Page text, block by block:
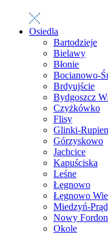
Osiedla
Bartodzieje
Bielawy
Błonie
Bocianowo-
Brdyujście
Bydgoszcz
Czyżkówko
Flisy
Glinki-
Górzyskowo
Jachcice
Kapuściska
Leśne
Łęgnowo
Łęgnowo
Miedzyń-
Nowy Fordon
Okole